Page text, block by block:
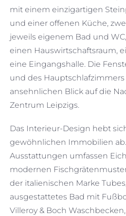
mit einem einzigartigen
und einer offenen Küche,
jeweils eigenem Bad und
einen Hauswirtschaftsraum,
eine Eingangshalle. Die
und des
ansehnlichen Blick auf die
Zentrum Leipzigs.
Das Interieur-Design hebt
gewöhnlichen Immobilien
Ausstattungen umfassen
modernen
der italienischen Marke
ausgestattetes Bad mit
Villeroy & Boch